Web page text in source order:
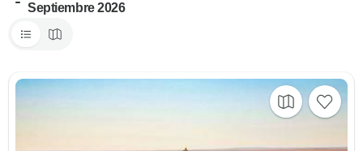
Septiembre 2026